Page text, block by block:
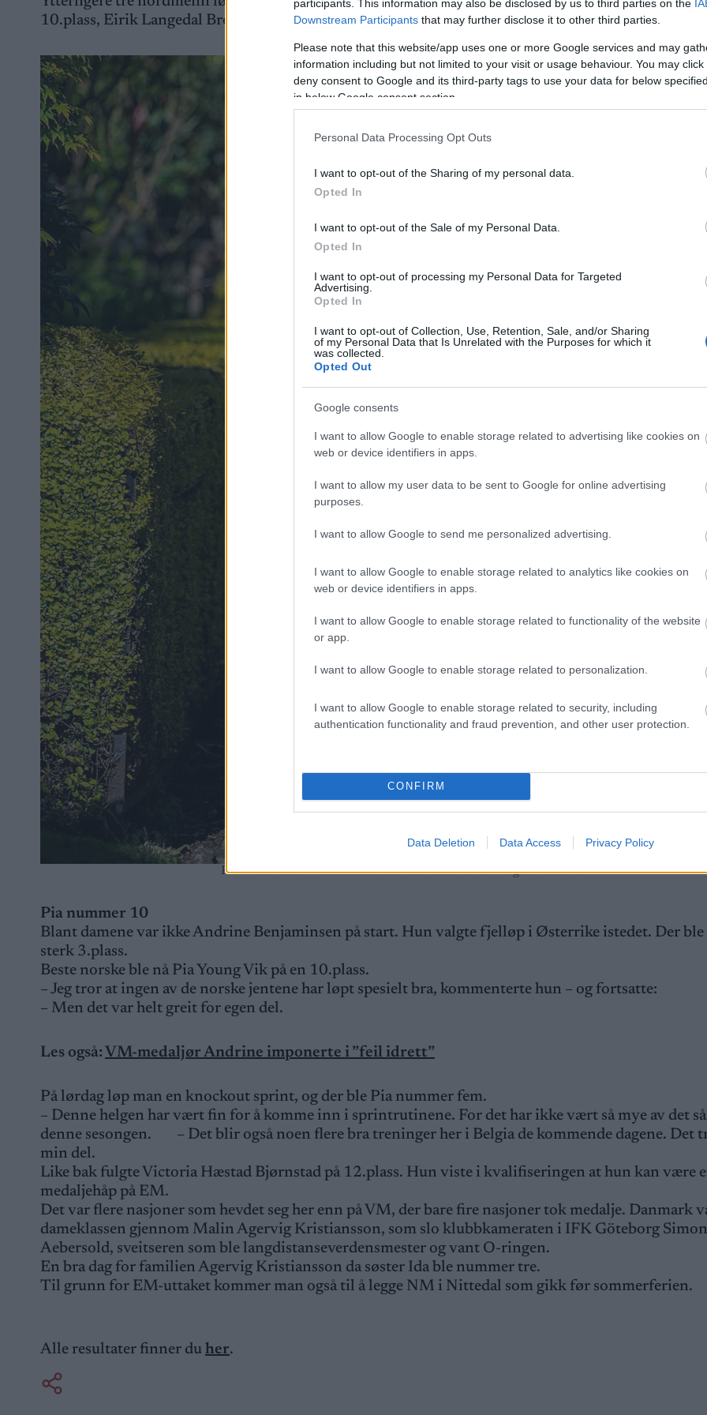
participants. This information may also be disclosed by us to third parties on the
Downstream Participants that may further disclose it to other third parties.
Please note that this website/app uses one or more Google services and may
information including but not limited to your visit or usage behaviour. You may
deny consent to Google and its third-party tags to use your data for below
in below Google consent section.
Personal Data Processing Opt Outs
I want to opt-out of the Sharing of my personal data.
Opted In
I want to opt-out of the Sale of my Personal Data.
Opted In
I want to opt-out of processing my Personal Data for Targeted
Advertising.
Opted In
I want to opt-out of Collection, Use, Retention, Sale, and/or Sharing
of my Personal Data that Is Unrelated with the Purposes for which it
was collected.
Opted Out
Google consents
I want to allow Google to enable storage related to advertising like cookies on
web or device identifiers in apps.
I want to allow my user data to be sent to Google for online advertising
purposes.
I want to allow Google to send me personalized advertising.
I want to allow Google to enable storage related to analytics like cookies on
web or device identifiers in apps.
I want to allow Google to enable storage related to functionality of the website
or app.
I want to allow Google to enable storage related to personalization.
I want to allow Google to enable storage related to security, including
authentication functionality and fraud prevention, and other user protection.
CONFIRM
Data Deletion Data Access Privacy Policy
10.plass, Eirik Langedal Breivik ble nummer 11 og Oskar Spets Storhov nummer 15.
PIA YOUNG VIK ble best av de norske damene i Belgia. Foto: IOF
Pia nummer 10
Blant damene var ikke Andrine Benjaminsen på start. Hun valgte fjelløp i Østerrike istedet. Der ble
sterk 3.plass.
Beste norske ble nå Pia Young Vik på en 10.plass.
– Jeg tror at ingen av de norske jentene har løpt spesielt bra, kommenterte hun – og fortsatte:
– Men det var helt greit for egen del.
Les også: VM-medaljør Andrine imponerte i ”feil idrett”
På lørdag løp man en knockout sprint, og der ble Pia nummer fem.
– Denne helgen har vært fin for å komme inn i sprintrutinene. For det har ikke vært så mye av det
denne sesongen. – Det blir også noen flere bra treninger her i Belgia de kommende dagene. Det
min del.
Like bak fulgte Victoria Hæstad Bjørnstad på 12.plass. Hun viste i kvalifiseringen at hun kan være
medaljehåp på EM.
Det var flere nasjoner som hevdet seg her enn på VM, der bare fire nasjoner tok medalje. Danmark
dameklassen gjennom Malin Agervig Kristiansson, som slo klubbkameraten i IFK Göteborg
Aebersold, sveitseren som ble langdistanseverdensmester og vant O-ringen.
En bra dag for familien Agervig Kristiansson da søster Ida ble nummer tre.
Til grunn for EM-uttaket kommer man også til å legge NM i Nittedal som gikk før sommerferien.
Alle resultater finner du her.